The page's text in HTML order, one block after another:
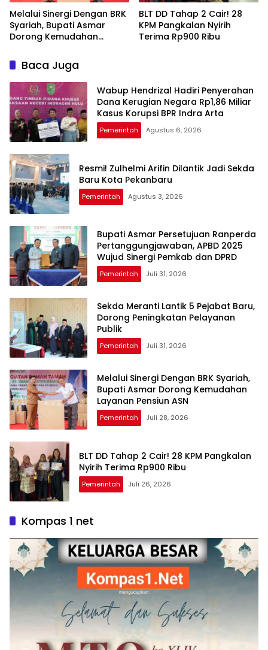
Melalui Sinergi Dengan BRK
Syariah, Bupati Asmar
Dorong Kemudahan
BLT DD Tahap 2 Cair! 28
KPM Pangkalan Nyirih
Terima Rp900 Ribu
Baca Juga
Wabup Hendrizal Hadiri Penyerahan
Dana Kerugian Negara Rp1,86 Miliar
Kasus Korupsi BPR Indra Arta
Pemerintah Agustus 6, 2026
Resmi! Zulhelmi Arifin Dilantik Jadi Sekda
Baru Kota Pekanbaru
Pemerintah Agustus 3, 2026
Bupati Asmar Persetujuan Ranperda
Pertanggungjawaban, APBD 2025
Wujud Sinergi Pemkab dan DPRD
Pemerintah Juli 31, 2026
Sekda Meranti Lantik 5 Pejabat Baru,
Dorong Peningkatan Pelayanan
Publik
Pemerintah Juli 31, 2026
Melalui Sinergi Dengan BRK Syariah,
Bupati Asmar Dorong Kemudahan
Layanan Pensiun ASN
Pemerintah Juli 28, 2026
BLT DD Tahap 2 Cair! 28 KPM Pangkalan
Nyirih Terima Rp900 Ribu
Pemerintah Juli 26, 2026
Kompas 1 net